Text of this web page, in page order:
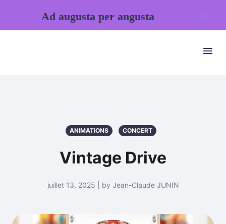
ANIMATIONS CONCERT
Vintage Drive
juillet 13, 2025 | by Jean-Claude JUNIN
Ad augusta per angusta